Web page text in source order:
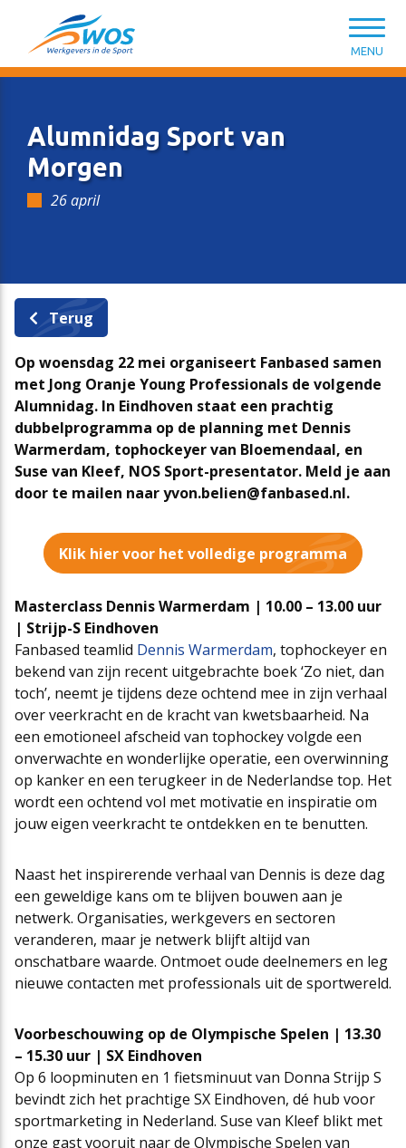
Spring naar content
MENU
Alumnidag Sport van
Morgen
26 april
Terug
Op woensdag 22 mei organiseert Fanbased samen
met Jong Oranje Young Professionals de volgende
Alumnidag. In Eindhoven staat een prachtig
dubbelprogramma op de planning met Dennis
Warmerdam, tophockeyer van Bloemendaal, en
Suse van Kleef, NOS Sport-presentator. Meld je aan
door te mailen naar yvon.belien@fanbased.nl.
Klik hier voor het volledige programma
Masterclass Dennis Warmerdam | 10.00 – 13.00 uur
| Strijp-S Eindhoven
Fanbased teamlid Dennis Warmerdam, tophockeyer en
bekend van zijn recent uitgebrachte boek ‘Zo niet, dan
toch’, neemt je tijdens deze ochtend mee in zijn verhaal
over veerkracht en de kracht van kwetsbaarheid. Na
een emotioneel afscheid van tophockey volgde een
onverwachte en wonderlijke operatie, een overwinning
op kanker en een terugkeer in de Nederlandse top. Het
wordt een ochtend vol met motivatie en inspiratie om
jouw eigen veerkracht te ontdekken en te benutten.
Naast het inspirerende verhaal van Dennis is deze dag
een geweldige kans om te blijven bouwen aan je
netwerk. Organisaties, werkgevers en sectoren
veranderen, maar je netwerk blijft altijd van
onschatbare waarde. Ontmoet oude deelnemers en leg
nieuwe contacten met professionals uit de sportwereld.
Voorbeschouwing op de Olympische Spelen | 13.30
– 15.30 uur | SX Eindhoven
Op 6 loopminuten en 1 fietsminuut van Donna Strijp S
bevindt zich het prachtige SX Eindhoven, dé hub voor
sportmarketing in Nederland. Suse van Kleef blikt met
onze gast vooruit naar de Olympische Spelen van
Salarisschalen
Functieniveaumatrix
Cao-app
Updates CAO Sport 2026-2027
FAQ
Arbeidsmarktfonds Samen Presteren
Introductiemodule Welkom in de Sport
Persoonlijk leiderschap in de sport
First Time Leaders
Strategisch en Wendbaar Leiderschap in de Sport
Governance in de Sport
Modelovereenkomsten & -contracten
HR-ondersteuning en tools
Mantelovereenkomsten
Thema’s
Het nieuwe pensioenstelsel
Podcasts
Lidmaatschap
WOS-leden
Team
Raad van Toezicht
Vacatures
Nieuws
Agenda
Contact